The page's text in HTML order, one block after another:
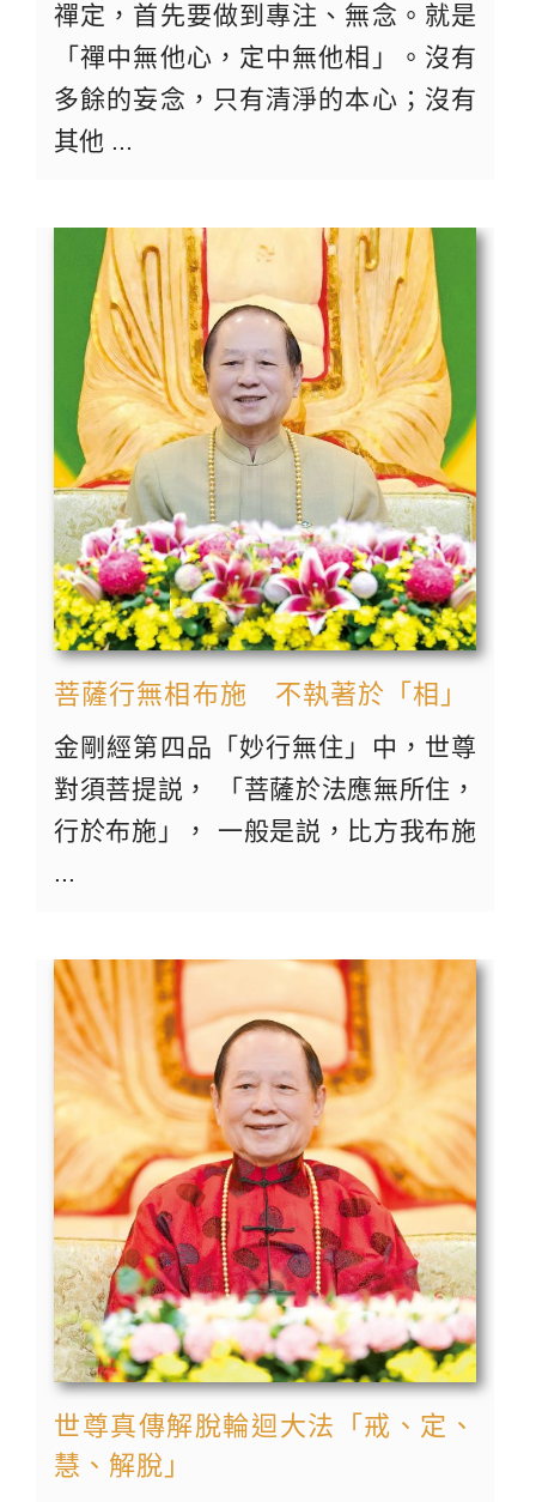
禪定，首先要做到專注、無念。就是
「禪中無他心，定中無他相」。沒有
多餘的妄念，只有清淨的本心；沒有
其他 ...
菩薩行無相布施 不執著於「相」
金剛經第四品「妙行無住」中，世尊
對須菩提説， 「菩薩於法應無所住，
行於布施」， 一般是説，比方我布施
...
世尊真傳解脫輪迴大法「戒、定、
慧、解脫」